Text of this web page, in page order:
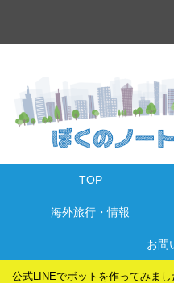
TOP
海外旅行・情報
お問
公式LINEでボットを作ってみま